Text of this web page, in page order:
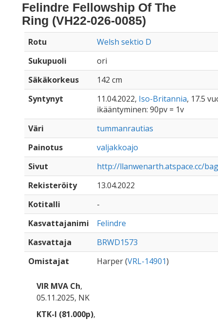
Felindre Fellowship Of The
Ring (VH22-026-0085)
Rotu
Welsh sektio D
Sukupuoli
ori
Säkäkorkeus
142 cm
Syntynyt
11.04.2022, Iso-Britannia, 17.5
ikääntyminen: 90pv = 1v
Väri
tummanrautias
Painotus
valjakkoajo
Sivut
http://llanwenarth.atspace.cc/
Rekisteröity
13.04.2022
Kotitalli
-
Kasvattajanimi
Felindre
Kasvattaja
BRWD1573
Omistajat
Harper (VRL-14901)
VIR MVA Ch,
05.11.2025, NK
KTK-I (81.000p),